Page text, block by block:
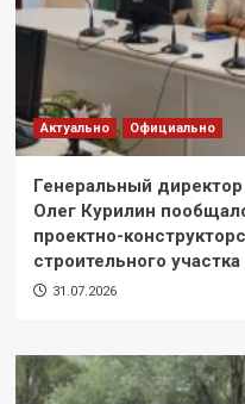
Актуально Официально
Генеральный
Олег Курилин
проектно-
строительного участка
31.07.2026